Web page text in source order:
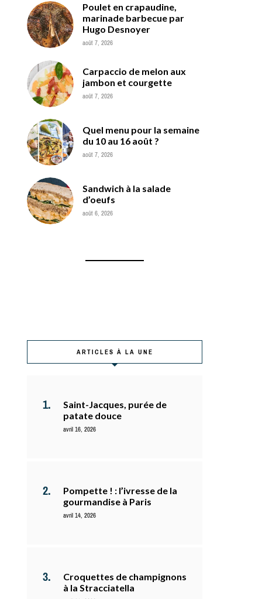
Poulet en crapaudine,
marinade barbecue par
Hugo Desnoyer
août 7, 2026
Carpaccio de melon aux
jambon et courgette
août 7, 2026
Quel menu pour la semaine
du 10 au 16 août ?
août 7, 2026
Sandwich à la salade
d’oeufs
août 6, 2026
ARTICLES À LA UNE
Saint-Jacques, purée de
patate douce
avril 16, 2026
Pompette ! : l’ivresse de la
gourmandise à Paris
avril 14, 2026
Croquettes de champignons
à la Stracciatella